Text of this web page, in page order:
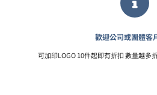
歡迎公司或團體客
可加印LOGO 10件起即有折扣 數量越多